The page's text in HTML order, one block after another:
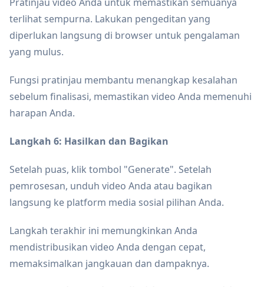
terlihat sempurna. Lakukan pengeditan yang
diperlukan langsung di browser untuk pengalaman
yang mulus.
Fungsi pratinjau membantu menangkap kesalahan
sebelum finalisasi, memastikan video Anda memenuhi
harapan Anda.
Langkah 6: Hasilkan dan Bagikan
Setelah puas, klik tombol "Generate". Setelah
pemrosesan, unduh video Anda atau bagikan
langsung ke platform media sosial pilihan Anda.
Langkah terakhir ini memungkinkan Anda
mendistribusikan video Anda dengan cepat,
memaksimalkan jangkauan dan dampaknya.